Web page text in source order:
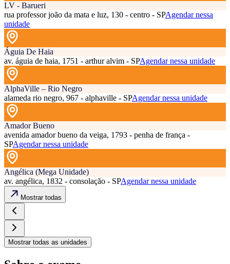
LV - Barueri
rua professor joão da mata e luz, 130 - centro - SPAgendar nessa
unidade
Águia De Haia
av. águia de haia, 1751 - arthur alvim - SPAgendar nessa unidade
AlphaVille – Rio Negro
alameda rio negro, 967 - alphaville - SPAgendar nessa unidade
Amador Bueno
avenida amador bueno da veiga, 1793 - penha de frança -
SPAgendar nessa unidade
Angélica (Mega Unidade)
av. angélica, 1832 - consolação - SPAgendar nessa unidade
Mostrar todas
Mostrar todas as unidades